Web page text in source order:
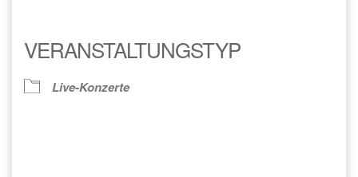
VERANSTALTUNGSTYP
Live-Konzerte